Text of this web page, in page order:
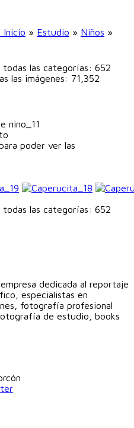
Inicio » Estudio » Niños »
las categorías: 652
las imágenes: 71,352
poder ver las
las categorías: 652
dedicada al reportaje
especialistas en
fotografía profesional
de estudio, books